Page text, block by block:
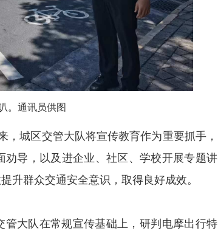
。通讯员供图
城区交管大队将宣传教育作为重要抓手，
导，以及进企业、社区、学校开展专题讲
升群众交通安全意识，取得良好成效。
大队在常规宣传基础上，研判电摩出行特